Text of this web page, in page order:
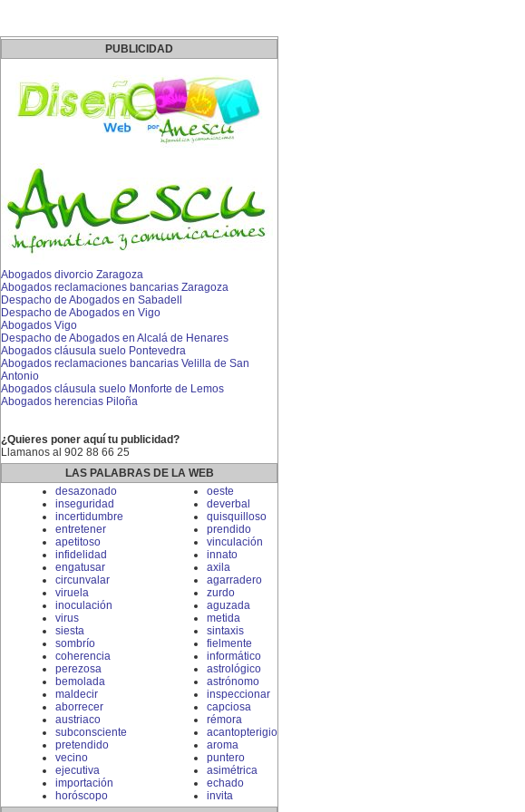
PUBLICIDAD
Abogados divorcio Zaragoza
Abogados reclamaciones bancarias Zaragoza
Despacho de Abogados en Sabadell
Despacho de Abogados en Vigo
Abogados Vigo
Despacho de Abogados en Alcalá de Henares
Abogados cláusula suelo Pontevedra
Abogados reclamaciones bancarias Velilla de San
Antonio
Abogados cláusula suelo Monforte de Lemos
Abogados herencias Piloña
¿Quieres poner aquí tu publicidad?
Llamanos al 902 88 66 25
LAS PALABRAS DE LA WEB
desazonado
inseguridad
incertidumbre
entretener
apetitoso
infidelidad
engatusar
circunvalar
viruela
inoculación
virus
siesta
sombrío
coherencia
perezosa
bemolada
maldecir
aborrecer
austriaco
subconsciente
pretendido
vecino
ejecutiva
importación
horóscopo
oeste
deverbal
quisquilloso
prendido
vinculación
innato
axila
agarradero
zurdo
aguzada
metida
sintaxis
fielmente
informático
astrológico
astrónomo
inspeccionar
capciosa
rémora
acantopterigio
aroma
puntero
asimétrica
echado
invita